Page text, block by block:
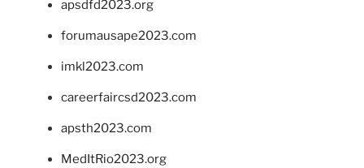
apsdfd2023.org
forumausape2023.com
imkl2023.com
careerfaircsd2023.com
apsth2023.com
MedItRio2023.org